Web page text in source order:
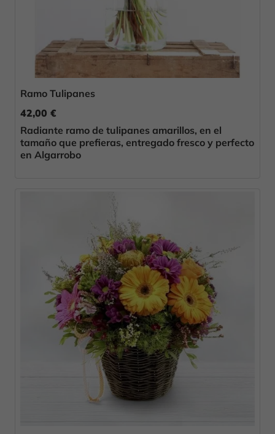
Ramo Tulipanes
42,00 €
Radiante ramo de tulipanes amarillos, en el
tamaño que prefieras, entregado fresco y perfecto
en Algarrobo